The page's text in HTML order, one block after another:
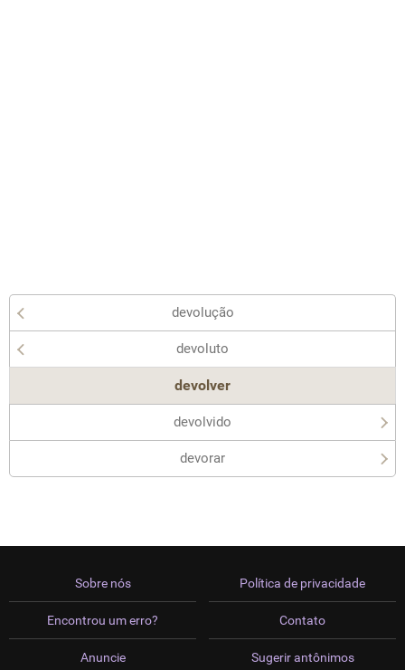
devolução
devoluto
devolver
devolvido
devorar
Sobre nós
Encontrou um erro?
Anuncie
Política de privacidade
Contato
Sugerir antônimos